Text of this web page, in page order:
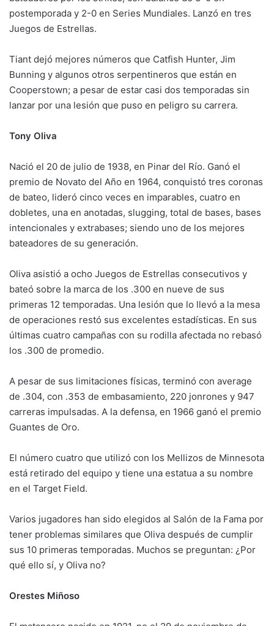
postemporada y 2-0 en Series Mundiales. Lanzó en tres
Juegos de Estrellas.
Tiant dejó mejores números que Catfish Hunter, Jim
Bunning y algunos otros serpentineros que están en
Cooperstown; a pesar de estar casi dos temporadas sin
lanzar por una lesión que puso en peligro su carrera.
Tony Oliva
Nació el 20 de julio de 1938, en Pinar del Río. Ganó el
premio de Novato del Año en 1964, conquistó tres coronas
de bateo, lideró cinco veces en imparables, cuatro en
dobletes, una en anotadas, slugging, total de bases, bases
intencionales y extrabases; siendo uno de los mejores
bateadores de su generación.
Oliva asistió a ocho Juegos de Estrellas consecutivos y
bateó sobre la marca de los .300 en nueve de sus
primeras 12 temporadas. Una lesión que lo llevó a la mesa
de operaciones restó sus excelentes estadísticas. En sus
últimas cuatro campañas con su rodilla afectada no rebasó
los .300 de promedio.
A pesar de sus limitaciones físicas, terminó con average
de .304, con .353 de embasamiento, 220 jonrones y 947
carreras impulsadas. A la defensa, en 1966 ganó el premio
Guantes de Oro.
El número cuatro que utilizó con los Mellizos de Minnesota
está retirado del equipo y tiene una estatua a su nombre
en el Target Field.
Varios jugadores han sido elegidos al Salón de la Fama por
tener problemas similares que Oliva después de cumplir
sus 10 primeras temporadas. Muchos se preguntan: ¿Por
qué ello sí, y Oliva no?
Orestes Miñoso